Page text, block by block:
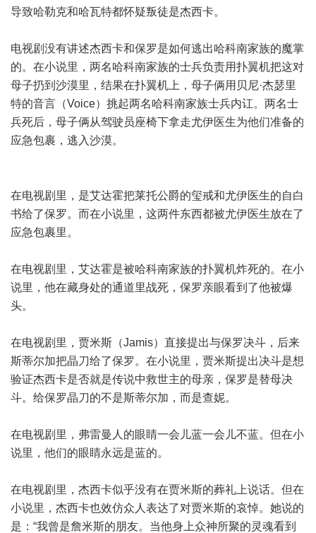
导致哈勒克和哈瓦特都怀疑叛徒是杰西卡。
电视剧没有讲述杰西卡和保罗是如何逃出哈科南家族的魔掌
的。在小说里，两名哈科南家族的士兵负责用扑翼机把这对
母子扔到沙漠里，结果在扑翼机上，母子俩用贝尼·杰瑟里
特的音言（Voice）挑起两名哈科南家族士兵内讧。两名士
兵死后，母子俩从驾驶员座椅下拿走尤伊医生为他们准备的
应急包裹，逃入沙漠。
在电视剧里，是艾达霍把莱托公爵的玺戒和尤伊医生的自白
书给了保罗。而在小说里，这两件东西都被尤伊医生放在了
应急包裹里。
在电视剧里，艾达霍是被哈科南家族的扑翼机炸死的。在小
说里，他在藏身处的通道里战死，保罗亲眼看到了他被爆
头。
在电视剧里，贾米斯（Jamis）直接提出与保罗决斗，后来
斯蒂尔加把晶刀给了保罗。在小说里，贾米斯提出决斗是想
验证杰西卡是否就是传说中救世主的母亲，保罗是替母决
斗。给保罗晶刀的不是斯蒂尔加，而是查妮。
在电视剧里，弗雷曼人的眼睛一会儿蓝一会儿不蓝。但在小
说里，他们的眼睛永远是蓝的。
在电视剧里，杰西卡似乎没有在贾米斯的葬礼上说话。但在
小说里，杰西卡也效仿众人表达了对贾米斯的哀悼。她说的
是：“我曾是詹米斯的朋友。当他身上众神所聚的灵魂看到